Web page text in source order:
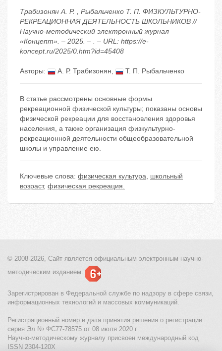
Трабизонян А. Р. , Рыбальченко Т. П. ФИЗКУЛЬТУРНО-
РЕКРЕАЦИОННАЯ ДЕЯТЕЛЬНОСТЬ ШКОЛЬНИКОВ //
Научно-методический электронный журнал
«Концепт». – 2025. – . – URL: https://e-
koncept.ru/2025/0.htm?id=45408
Авторы: А. Р. Трабизонян, Т. П. Рыбальченко
В статье рассмотрены основные формы
рекреационной физической культуры; показаны основы
физической рекреации для восстановления здоровья
населения, а также организация физкультурно-
рекреационной деятельности общеобразовательной
школы и управление ею.
Ключевые слова: физическая культура, школьный
возраст, физическая рекреация.
© 2008-2026, Сайт является официальным электронным научно-
методическим изданием.
Зарегистрирован в Федеральной службе по надзору в сфере связи,
информационных технологий и массовых коммуникаций.
Регистрационный номер и дата принятия решения о регистрации:
серия Эл № ФС77-78575 от 08 июля 2020 г
Научно-методическому журналу присвоен международный код
ISSN 2304-120X